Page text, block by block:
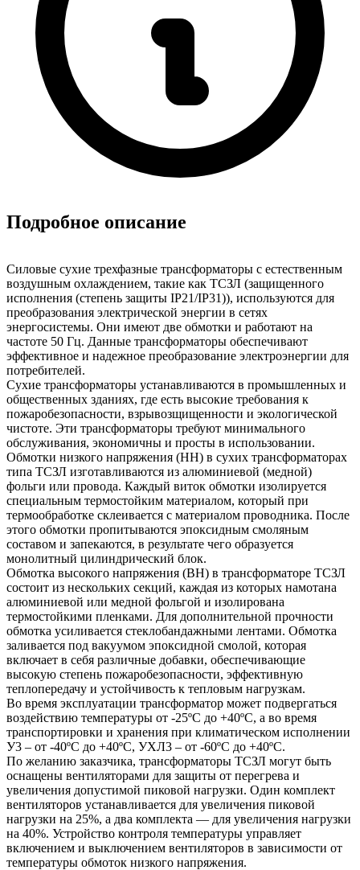
Подробное описание
Силовые сухие трехфазные трансформаторы с естественным
воздушным охлаждением, такие как ТСЗЛ (защищенного
исполнения (степень защиты IP21/IP31)), используются для
преобразования электрической энергии в сетях
энергосистемы. Они имеют две обмотки и работают на
частоте 50 Гц. Данные трансформаторы обеспечивают
эффективное и надежное преобразование электроэнергии для
потребителей.
Сухие трансформаторы устанавливаются в промышленных и
общественных зданиях, где есть высокие требования к
пожаробезопасности, взрывозщищенности и экологической
чистоте. Эти трансформаторы требуют минимального
обслуживания, экономичны и просты в использовании.
Обмотки низкого напряжения (НН) в сухих трансформаторах
типа ТСЗЛ изготавливаются из алюминиевой (медной)
фольги или провода. Каждый виток обмотки изолируется
специальным термостойким материалом, который при
термообработке склеивается с материалом проводника. После
этого обмотки пропитываются эпоксидным смоляным
составом и запекаются, в результате чего образуется
монолитный цилиндрический блок.
Обмотка высокого напряжения (ВН) в трансформаторе ТСЗЛ
состоит из нескольких секций, каждая из которых намотана
алюминиевой или медной фольгой и изолирована
термостойкими пленками. Для дополнительной прочности
обмотка усиливается стеклобандажными лентами. Обмотка
заливается под вакуумом эпоксидной смолой, которая
включает в себя различные добавки, обеспечивающие
высокую степень пожаробезопасности, эффективную
теплопередачу и устойчивость к тепловым нагрузкам.
Во время эксплуатации трансформатор может подвергаться
воздействию температуры от -25ºС до +40ºС, а во время
транспортировки и хранения при климатическом исполнении
У3 – от -40ºС до +40ºС, УХЛ3 – от -60ºС до +40ºС.
По желанию заказчика, трансформаторы ТСЗЛ могут быть
оснащены вентиляторами для защиты от перегрева и
увеличения допустимой пиковой нагрузки. Один комплект
вентиляторов устанавливается для увеличения пиковой
нагрузки на 25%, а два комплекта — для увеличения нагрузки
на 40%. Устройство контроля температуры управляет
включением и выключением вентиляторов в зависимости от
температуры обмоток низкого напряжения.